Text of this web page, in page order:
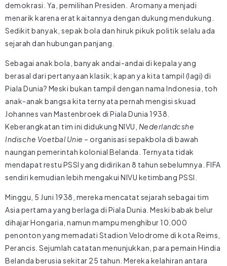
demokrasi. Ya, pemilihan Presiden. Aromanya menjadi
menarik karena erat kaitannya dengan dukung mendukung.
Sedikit banyak, sepak bola dan hiruk pikuk politik selalu ada
sejarah dan hubungan panjang.
Sebagai anak bola, banyak andai-andai di kepala yang
berasal dari pertanyaan klasik; kapan ya kita tampil (lagi) di
Piala Dunia? Meski bukan tampil dengan nama Indonesia, toh
anak-anak bangsa kita ternyata pernah mengisi skuad
Johannes van Mastenbroek di Piala Dunia 1938.
Keberangkatan tim ini didukung NIVU, Nederlandcshe
Indische Voetbal Unie – organisasi sepakbola di bawah
naungan pemerintah kolonial Belanda. Ternyata tidak
mendapat restu PSSI yang didirikan 8 tahun sebelumnya. FIFA
sendiri kemudian lebih mengakui NIVU ketimbang PSSI.
Minggu, 5 Juni 1938, mereka mencatat sejarah sebagai tim
Asia pertama yang berlaga di Piala Dunia. Meski babak belur
dihajar Hongaria, namun mampu menghibur 10.000
penonton yang memadati Stadion Velodrome di kota Reims,
Perancis. Sejumlah catatan menunjukkan, para pemain Hindia
Belanda berusia sekitar 25 tahun. Mereka kelahiran antara